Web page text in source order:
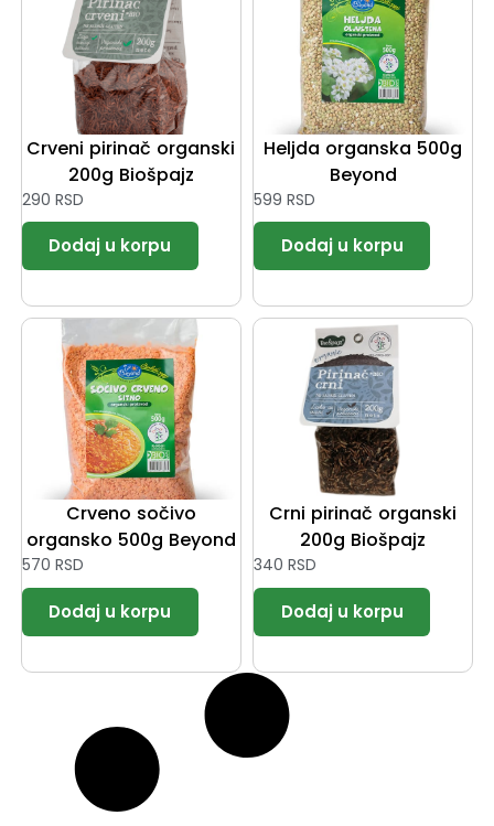
Crveni pirinač organski
200g Biošpajz
290 RSD
Heljda organska 500g
Beyond
599 RSD
Crveno sočivo
organsko 500g Beyond
570 RSD
Crni pirinač organski
200g Biošpajz
340 RSD